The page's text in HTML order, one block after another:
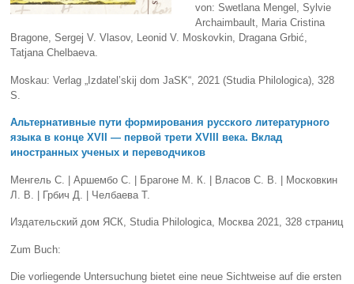
von: Swetlana Mengel, Sylvie
Archaimbault, Maria Cristina
Bragone, Sergej V. Vlasov, Leonid V. Moskovkin, Dragana Grbić,
Tatjana Chelbaeva.
Moskau: Verlag „Izdatel’skij dom JaSK“, 2021 (Studia Philologica), 328
S.
Альтернативные пути формирования русского литературного
языка в концеXVII — первой третиXVIII
века. Вклад
иностранных ученых и переводчиков
Менгель С. | Аршембо С. | Брагоне М. К. | Власов С. В. | Московкин
Л. В. | Грбич Д. | Челбаева Т.
Издательский дом ЯСК, Studia Philologica, Москва 2021, 328 страниц
Zum Buch:
Die vorliegende Untersuchung bietet eine neue Sichtweise auf die ersten